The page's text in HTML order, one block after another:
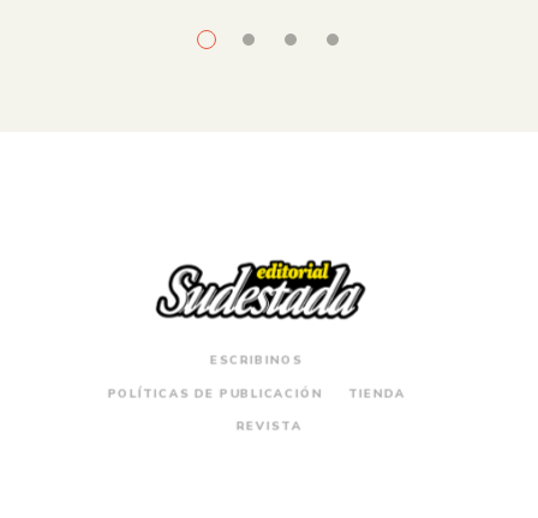
ESCRIBINOS
POLÍTICAS DE PUBLICACIÓN TIENDA
REVISTA